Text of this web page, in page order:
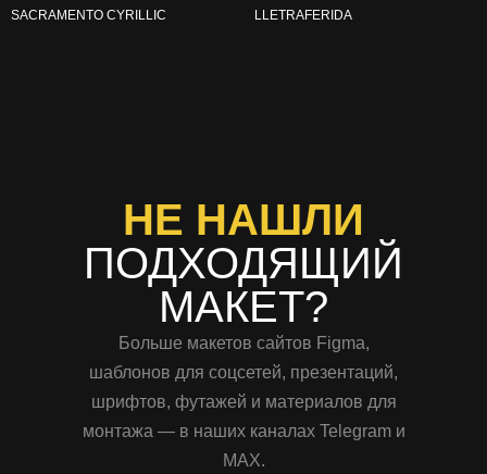
SACRAMENTO CYRILLIC LLETRAFERIDA
НЕ НАШЛИ
ПОДХОДЯЩИЙ
МАКЕТ?
Больше макетов сайтов Figma,
шаблонов для соцсетей, презентаций,
шрифтов, футажей и материалов для
монтажа — в наших каналах Telegram и
MAX.